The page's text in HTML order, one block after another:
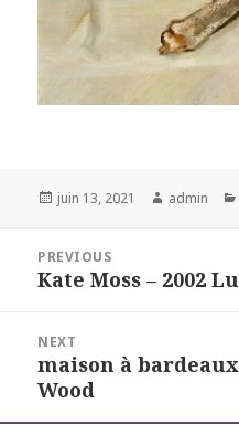
Posted
juin 13, 2021 Author
admin
l’article
PREVIOUS
Previous
Kate Moss – 2002
NEXT
Next
post:
maison à
Wood